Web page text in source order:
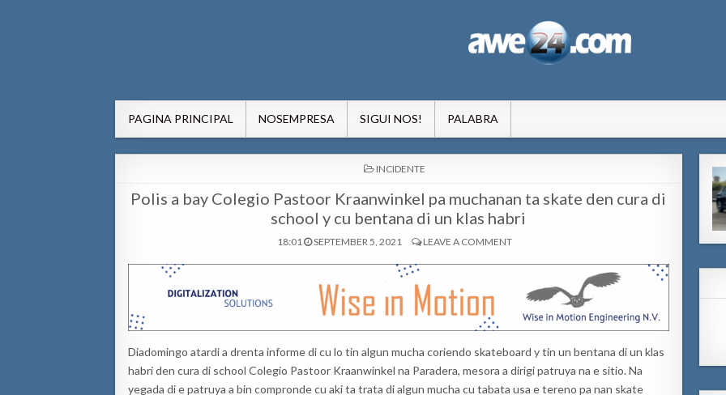
PAGINA PRINCIPAL NOSEMPRESA SIGUI NOS! PALABRA
POSTED
IN
INCIDENTE
Polis a bay Colegio Pastoor Kraanwinkel pa muchanan ta skate den cura di
school y cu bentana di un klas habri
18:01 SEPTEMBER 5, 2021 LEAVE A COMMENT
Diadomingo atardi a drenta informe di cu lo tin algun mucha coriendo skateboard y tin un bentana di un klas
habri den cura di school Colegio Pastoor Kraanwinkel na Paradera, mesora a dirigi patruya na e sitio. Na
yegada di e patruya a bin compronde cu aki ta trata di algun mucha cu tabata usa e tereno pa nan skate